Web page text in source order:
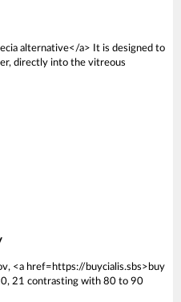
alternative</a> It is designed to
directly into the vitreous
<a href=https://buycialis.sbs>buy
21 contrasting with 80 to 90